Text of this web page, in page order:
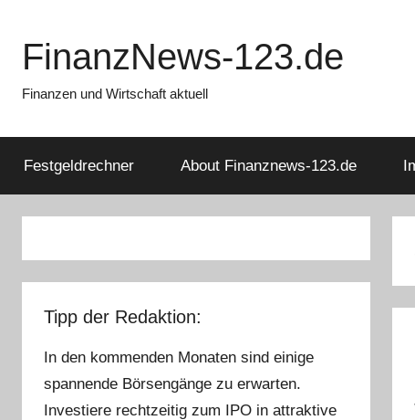
springen
FinanzNews-123.de
Finanzen und Wirtschaft aktuell
Festgeldrechner About Finanznews-123.de
Tipp der Redaktion:
In den kommenden Monaten sind einige
spannende Börsengänge zu erwarten.
Investiere rechtzeitig zum IPO in attraktive